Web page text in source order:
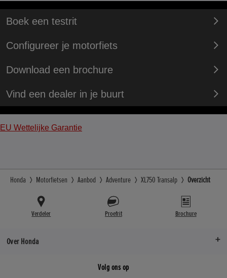
Boek een testrit
Configureer je motorfiets
Download een brochure
Vind een dealer in je buurt
EU Wettelijke Garantie
Honda Motorfietsen Aanbod Adventure XL750 Transalp Overzicht
Verdeler Proefrit Brochure
Over Honda
Volg ons op